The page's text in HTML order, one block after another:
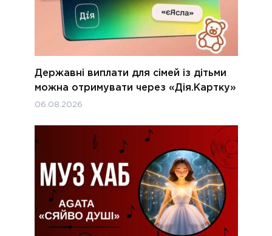
Державні виплати для сімей із дітьми
можна отримувати через «Дія.Картку»
06.08.2026